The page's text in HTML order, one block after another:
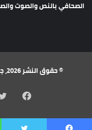
الصحافي بالنص والصوت
© حقوق النشر 2026، جميع الحقوق محفوظة |